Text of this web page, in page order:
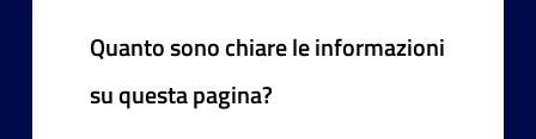
Quanto sono chiare le informazioni
su questa pagina?